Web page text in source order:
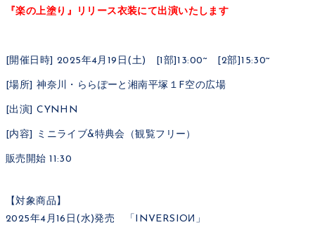
『楽の上塗り』リリース衣装にて出演いたします
[開催日時] 2025年4月19日(土) [1部]13:00~ [2部]15:30~
[場所] 神奈川・ららぽーと湘南平塚１F空の広場
[出演] CYNHN
[内容] ミニライブ&特典会（観覧フリー）
販売開始 11:30
【対象商品】
2025年4月16日(水)発売 「INVERSIOИ」